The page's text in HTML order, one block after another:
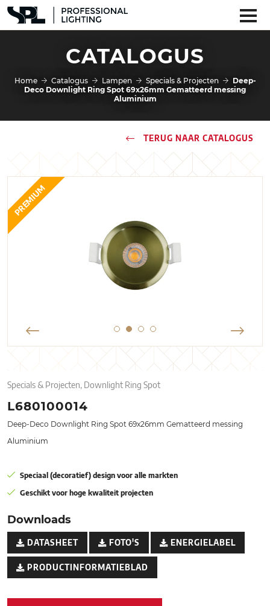
CATALOGUS
Home Catalogus Lampen Specials & Projecten
Deep-
Deco Downlight Ring Spot 69x26mm Gematteerd messing
Aluminium
TERUG NAAR CATALOGUS
PREMIUM
Specials & Projecten, Downlight Ring Spot
L680100014
Deep-Deco Downlight Ring Spot 69x26mm Gematteerd messing
Aluminium
Speciaal (decoratief) design voor alle markten
Geschikt voor hoge kwaliteit projecten
Downloads
DATASHEET FOTO'S ENERGIELABEL
PRODUCTINFORMATIEBLAD